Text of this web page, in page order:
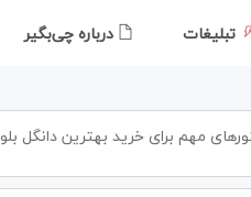
تبلیغات درباره چی‌بگیر
مهم برای خرید بهترین دانگل